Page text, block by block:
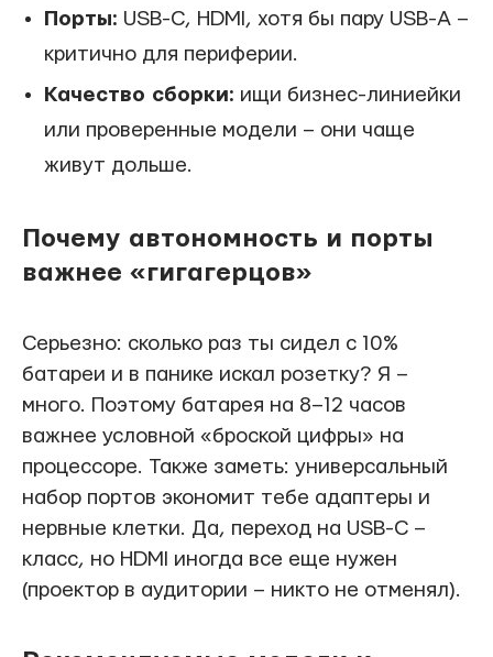
Порты: USB-C, HDMI, хотя бы пару USB-A –
критично для периферии.
Качество сборки: ищи бизнес-линиейки
или проверенные модели – они чаще
живут дольше.
Почему автономность и порты
важнее «гигагерцов»
Серьезно: сколько раз ты сидел с 10%
батареи и в панике искал розетку? Я –
много. Поэтому батарея на 8–12 часов
важнее условной «броской цифры» на
процессоре. Также заметь: универсальный
набор портов экономит тебе адаптеры и
нервные клетки. Да, переход на USB-C –
класс, но HDMI иногда все еще нужен
(проектор в аудитории – никто не отменял).